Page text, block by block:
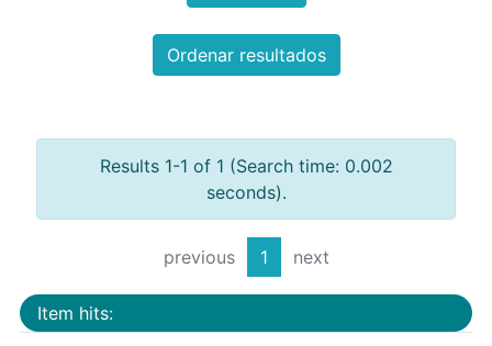
Ordenar resultados
Results 1-1 of 1 (Search time: 0.002
seconds).
previous 1 next
Item hits: